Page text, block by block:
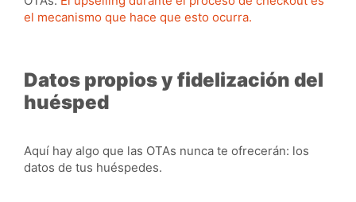
el mecanismo que hace que esto ocurra.
Datos propios y fidelización del
huésped
Aquí hay algo que las OTAs nunca te ofrecerán: los
datos de tus huéspedes.